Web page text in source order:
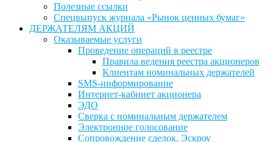
Полезные ссылки
Спецвыпуск журнала «Рынок ценных бумаг»
ДЕРЖАТЕЛЯМ АКЦИЙ
Оказываемые услуги
Проведение операций в реестре
Правила ведения реестра акционеров
Клиентам номинальных держателей
SMS-информирование
Интернет-кабинет акционера
ЭДО
Сверка с номинальным держателем
Электронное голосование
Сопровождение сделок, Эскроу